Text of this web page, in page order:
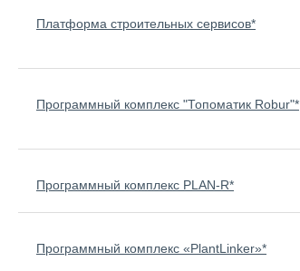
Платформа строительных сервисов*
Программный комплекс "Топоматик Robur"*
Программный комплекс PLAN-R*
Программный комплекс «PlantLinker»*